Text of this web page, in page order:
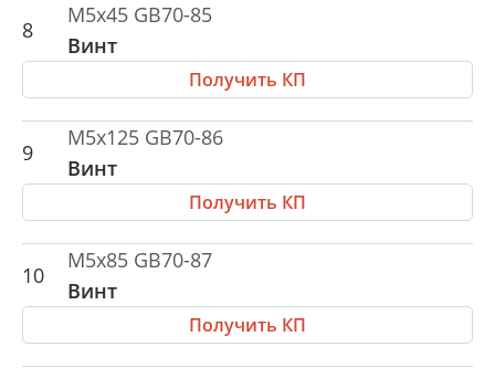
8
M5x45 GB70-85
Винт
Получить КП
9
M5x125 GB70-86
Винт
Получить КП
10
M5x85 GB70-87
Винт
Получить КП